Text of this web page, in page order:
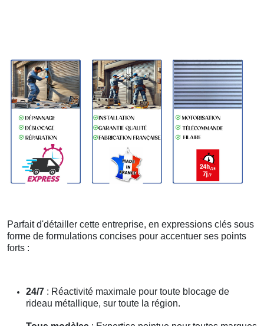
Parfait d'détailler cette entreprise, en expressions clés sous
forme de formulations concises pour accentuer ses points
forts :
24/7 : Réactivité maximale pour toute blocage de
rideau métallique, sur toute la région.